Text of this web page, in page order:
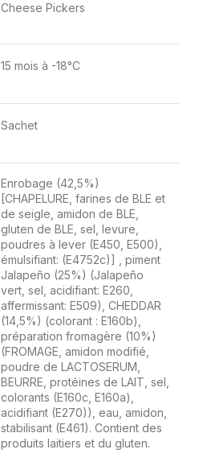
Cheese Pickers
15 mois à -18°C
Sachet
Enrobage (42,5%)
[CHAPELURE, farines de BLE et
de seigle, amidon de BLE,
gluten de BLE, sel, levure,
poudres à lever (E450, E500),
émulsifiant: (E4752c)] , piment
Jalapeño (25%) (Jalapeño
vert, sel, acidifiant: E260,
affermissant: E509), CHEDDAR
(14,5%) (colorant : E160b),
préparation fromagère (10%)
(FROMAGE, amidon modifié,
poudre de LACTOSERUM,
BEURRE, protéines de LAIT, sel,
colorants (E160c, E160a),
acidifiant (E270)), eau, amidon,
stabilisant (E461). Contient des
produits laitiers et du gluten.